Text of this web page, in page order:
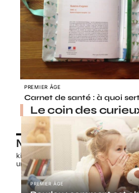
PREMIER ÂGE
Carnet de santé : à quoi
Le coin des
PREMIER ÂGE
Nos petits chouchous
kids-promo.fr
unbrindefil.fr